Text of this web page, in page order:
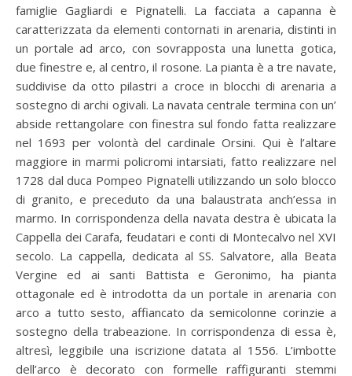
famiglie Gagliardi e Pignatelli. La facciata a capanna è
caratterizzata da elementi contornati in arenaria, distinti in
un portale ad arco, con sovrapposta una lunetta gotica,
due finestre e, al centro, il rosone. La pianta è a tre navate,
suddivise da otto pilastri a croce in blocchi di arenaria a
sostegno di archi ogivali. La navata centrale termina con un’
abside rettangolare con finestra sul fondo fatta realizzare
nel 1693 per volontà del cardinale Orsini. Qui è l’altare
maggiore in marmi policromi intarsiati, fatto realizzare nel
1728 dal duca Pompeo Pignatelli utilizzando un solo blocco
di granito, e preceduto da una balaustrata anch’essa in
marmo. In corrispondenza della navata destra è ubicata la
Cappella dei Carafa, feudatari e conti di Montecalvo nel XVI
secolo. La cappella, dedicata al SS. Salvatore, alla Beata
Vergine ed ai santi Battista e Geronimo, ha pianta
ottagonale ed è introdotta da un portale in arenaria con
arco a tutto sesto, affiancato da semicolonne corinzie a
sostegno della trabeazione. In corrispondenza di essa è,
altresì, leggibile una iscrizione datata al 1556. L’imbotte
dell’arco è decorato con formelle raffiguranti stemmi